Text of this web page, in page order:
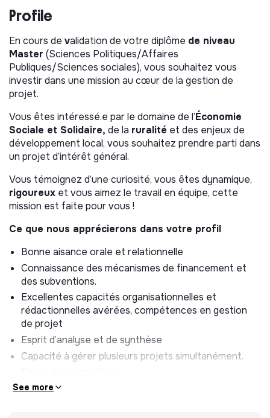
Ce poste, à la
partenariats et le développement des prestations
d’accompagnement, offre une vision transversale
et contribue activement à la mission d’intérêt
général du programme . Au sein de l’équipe 1000 cafés,
vous serez rattaché.e directement à la Responsable
partenariats et développement et à la Cheffe de projet
développement territorial.
1/SOUTIEN AU DÉVELOPPEMENT DE
PARTENARIATS INSTITUTIONNELS
Participer à l’identification, à la prise de contact, à la
coordination et à l’élaboration des dossiers de
subventions avec les partenaires financiers français
Participer à l’identification, à la prise de contact, à la
coordination et à l’élaboration d’appels à projets
avec les collectivités locales, les régions et les
institutions françaises et européennes.
Contribuer à la construction des dossiers de
demandes de financements et préparation du
lancement opérationnel des projets.
Collaborer avec l’équipe pour élaborer des
propositions attractives, adaptées aux exigences
des financeurs et réalisables opérationnellement – à
2/SOUTIEN AU DÉVELOPPEMENT DES
Profile
En cours de validation de votre diplôme de niveau
Master (Sciences Politiques/Affaires
Publiques/Sciences sociales), vous souhaitez vous
investir dans une mission au cœur de la gestion de
projet.
Vous êtes intéressé.e par le domaine de l’Économie
Sociale et Solidaire, de la ruralité et des enjeux de
développement local, vous souhaitez prendre parti dans
un projet d’intérêt général.
Vous témoignez d’une curiosité, vous êtes dynamique,
rigoureux et vous aimez le travail en équipe, cette
mission est faite pour vous !
Ce que nous apprécierons dans votre profil
Bonne aisance orale et relationnelle
Connaissance des mécanismes de financement et
des subventions.
Excellentes capacités organisationnelles et
rédactionnelles avérées, compétences en gestion
de projet
Esprit d’analyse et de synthèse
Capacité à gérer plusieurs projets simultanément.
Flexibilité et capacité à s’adapter aux imprévus de
See more